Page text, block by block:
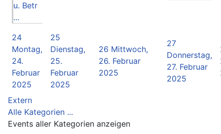
u. Betr
...
24
Montag,
24.
Februar
2025
25
Dienstag,
25.
Februar
2025
26 Mittwoch,
26. Februar
2025
27
Donnerstag,
27. Februar
2025
Extern
Alle Kategorien ...
Events aller Kategorien anzeigen